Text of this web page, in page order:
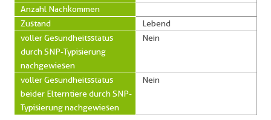
Anzahl Nachkommen
Zustand
Lebend
voller Gesundheitsstatus
durch SNP-Typisierung
nachgewiesen
Nein
voller Gesundheitsstatus
beider Elterntiere durch SNP-
Typisierung nachgewiesen
Nein